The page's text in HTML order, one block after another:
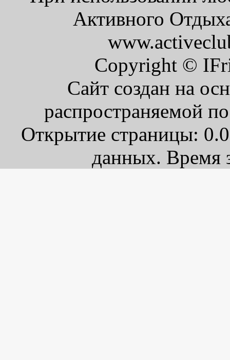
Активного
Copyright ©
Сайт создан на
распространяемой
Открытие страницы:
данных. Время